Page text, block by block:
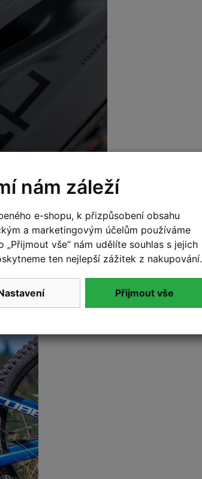
, který umožňuje montáž
nám záleží
e-shopu, k přizpůsobení obsahu
a marketingovým účelům používáme
vše“ nám udělíte souhlas s jejich
ten nejlepší zážitek z nakupování.
Přijmout vše